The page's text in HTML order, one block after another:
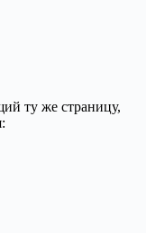
ту же страницу,